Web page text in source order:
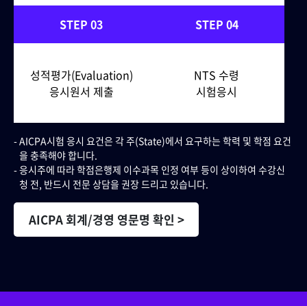
STEP 03
성적평가(Evaluation)
응시원서 제출
STEP 04
NTS 수령
시험응시
AICPA시험 응시 요건은 각 주(State)에서 요구하는 학력 및 학점 요건
을 충족해야 합니다.
응시주에 따라 학점은행제 이수과목 인정 여부 등이 상이하여 수강신
청 전, 반드시 전문 상담을 권장 드리고 있습니다.
AICPA 회계/경영 영문명 확인 >